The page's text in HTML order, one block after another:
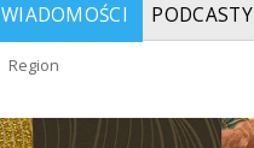
WIADOMOŚCI PODCASTY
Region